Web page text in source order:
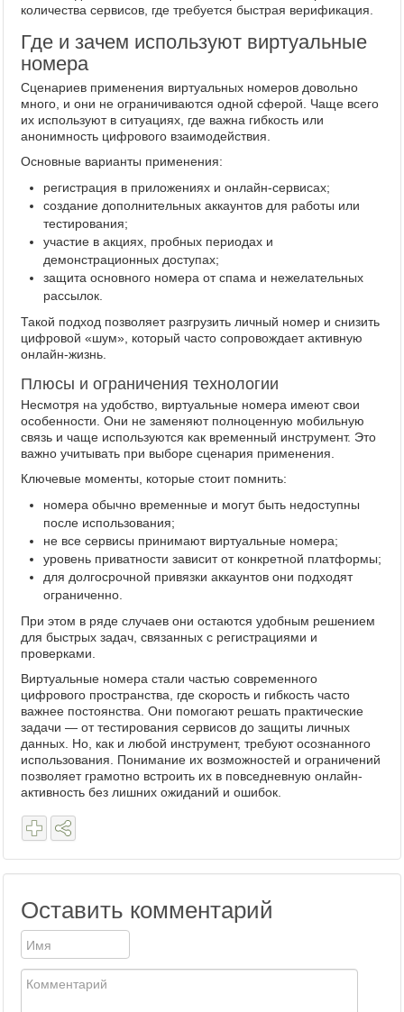
количества сервисов, где требуется быстрая верификация.
Где и зачем используют виртуальные
номера
Сценариев применения виртуальных номеров довольно
много, и они не ограничиваются одной сферой. Чаще всего
их используют в ситуациях, где важна гибкость или
анонимность цифрового взаимодействия.
Основные варианты применения:
регистрация в приложениях и онлайн-сервисах;
создание дополнительных аккаунтов для работы или
тестирования;
участие в акциях, пробных периодах и
демонстрационных доступах;
защита основного номера от спама и нежелательных
рассылок.
Такой подход позволяет разгрузить личный номер и снизить
цифровой «шум», который часто сопровождает активную
онлайн-жизнь.
Плюсы и ограничения технологии
Несмотря на удобство, виртуальные номера имеют свои
особенности. Они не заменяют полноценную мобильную
связь и чаще используются как временный инструмент. Это
важно учитывать при выборе сценария применения.
Ключевые моменты, которые стоит помнить:
номера обычно временные и могут быть недоступны
после использования;
не все сервисы принимают виртуальные номера;
уровень приватности зависит от конкретной платформы;
для долгосрочной привязки аккаунтов они подходят
ограниченно.
При этом в ряде случаев они остаются удобным решением
для быстрых задач, связанных с регистрациями и
проверками.
Виртуальные номера стали частью современного
цифрового пространства, где скорость и гибкость часто
важнее постоянства. Они помогают решать практические
задачи — от тестирования сервисов до защиты личных
данных. Но, как и любой инструмент, требуют осознанного
использования. Понимание их возможностей и ограничений
позволяет грамотно встроить их в повседневную онлайн-
активность без лишних ожиданий и ошибок.
Оставить комментарий